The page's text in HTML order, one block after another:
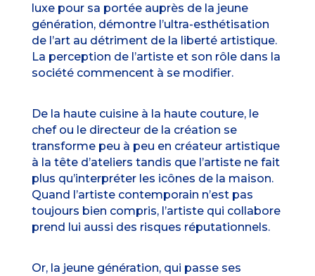
luxe pour sa portée auprès de la jeune
génération, démontre l’ultra-esthétisation
de l’art au détriment de la liberté artistique.
La perception de l’artiste et son rôle dans la
société commencent à se modifier.
De la haute cuisine à la haute couture, le
chef ou le directeur de la création se
transforme peu à peu en créateur artistique
à la tête d’ateliers tandis que l’artiste ne fait
plus qu’interpréter les icônes de la maison.
Quand l’artiste contemporain n’est pas
toujours bien compris, l’artiste qui collabore
prend lui aussi des risques réputationnels.
Or, la jeune génération, qui passe ses